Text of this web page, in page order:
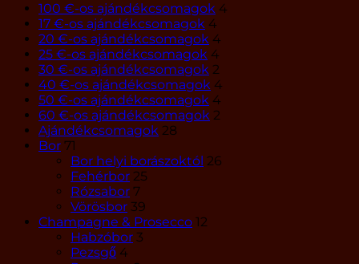
100 €-os ajándékcsomagok 4
17 €-os ajándékcsomagok 4
20 €-os ajándékcsomagok 4
25 €-os ajándékcsomagok 4
30 €-os ajándékcsomagok 2
40 €-os ajándékcsomagok 4
50 €-os ajándékcsomagok 4
60 €-os ajándékcsomagok 2
Ajándékcsomagok 28
Bor 71
Bor helyi borászoktól 26
Fehérbor 25
Rózsabor 7
Vörösbor 39
Champagne & Prosecco 12
Habzóbor 3
Pezsgő 4